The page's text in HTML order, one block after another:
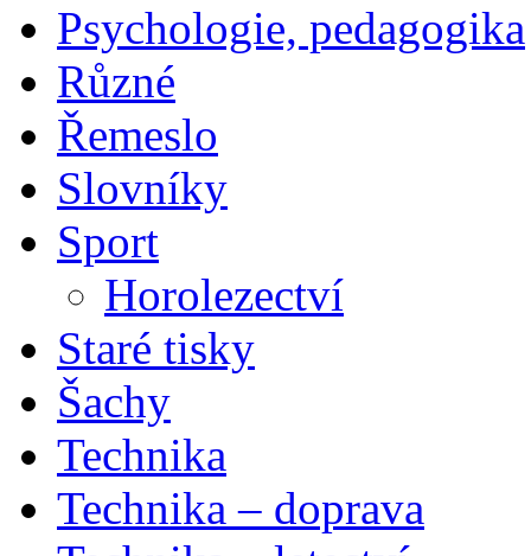
Psychologie, pedagogika
Různé
Řemeslo
Slovníky
Sport
Horolezectví
Staré tisky
Šachy
Technika
Technika – doprava